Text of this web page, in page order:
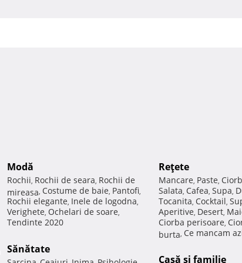
Modă
Rochii, Rochii de seara, Rochii de
mireasa, Costume de baie, Pantofi,
Rochii elegante, Inele de logodna,
Verighete, Ochelari de soare,
Tendinte 2020
Sănătate
Reţete
Mancare, Paste,
Salata, Cafea, Supa,
Tocanita, Cocktail,
Aperitive, Desert,
Ciorba perisoare,
burta, Ce mancam
Casă şi familie